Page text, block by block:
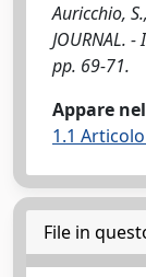
Auricchio,
JOURNAL. -
pp. 69-71.
Appare
1.1
File in